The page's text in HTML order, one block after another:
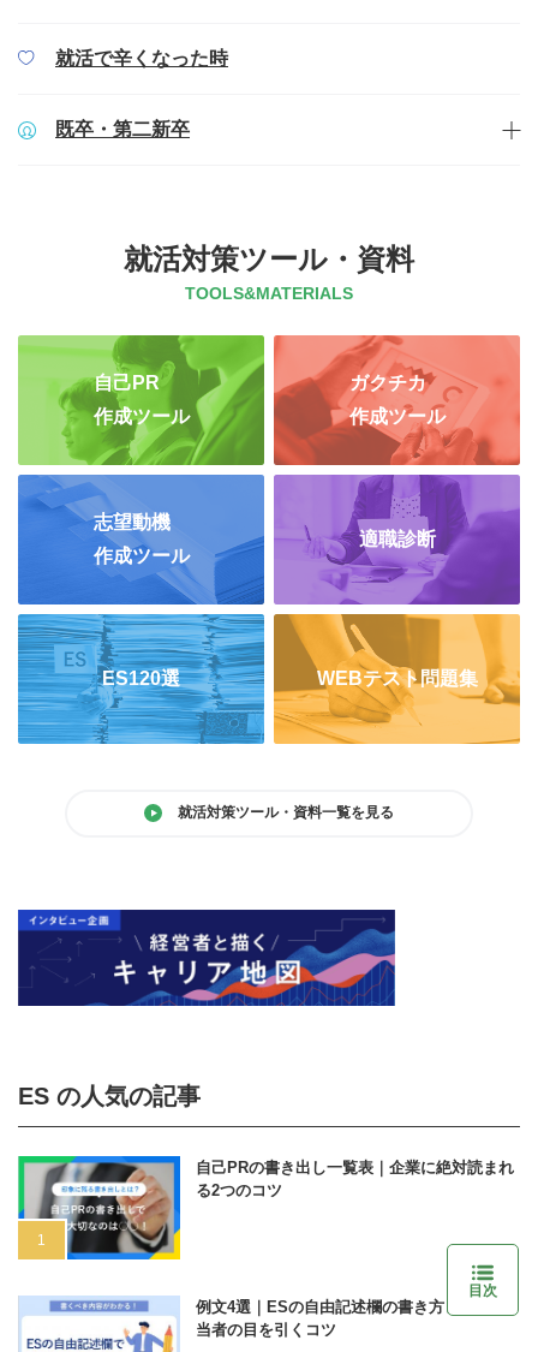
就活で辛くなった時
既卒・第二新卒
就活対策ツール・資料
TOOLS&MATERIALS
自己PR
作成ツール
ガクチカ
作成ツール
志望動機
作成ツール
適職診断
ES120選 WEBテスト問題集
就活対策ツール・資料一覧を見る
ES の人気の記事
自己PRの書き出し一覧表｜企業に絶対読まれ
る2つのコツ
例文4選｜ESの自由記述欄の書き方と採用担
当者の目を引くコツ
目次